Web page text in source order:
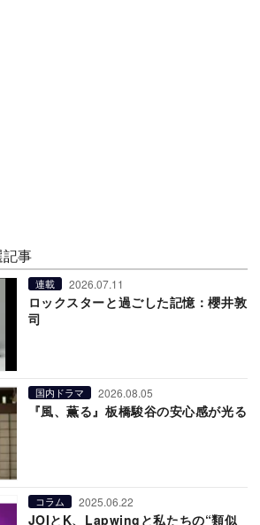
記事
連載 2026.07.11
ロックスターと過ごした記憶：櫻井敦
司
国内ドラマ 2026.08.05
『風、薫る』板橋駿谷の安心感が光る
コラム 2025.06.22
JOIとK、Lapwingと私たちの“類似